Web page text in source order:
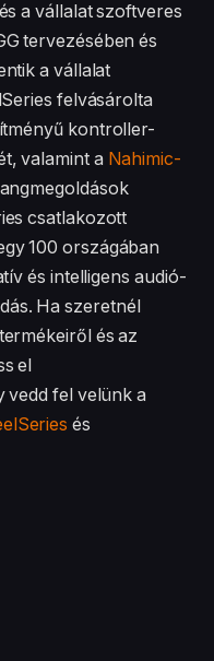
a vállalat szoftveres
tervezésében és
a vállalat
felvásárolta
kontroller-
valamint a Nahimic-
csatlakozott
100 országában
és intelligens audió-
Ha szeretnél
és az
el
fel velünk a
és